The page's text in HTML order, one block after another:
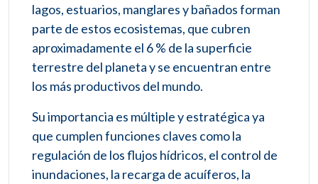
lagos, estuarios, manglares y bañados forman
parte de estos ecosistemas, que cubren
aproximadamente el 6 % de la superficie
terrestre del planeta y se encuentran entre
los más productivos del mundo.
Su importancia es múltiple y estratégica ya
que cumplen funciones claves como la
regulación de los flujos hídricos, el control de
inundaciones, la recarga de acuíferos, la